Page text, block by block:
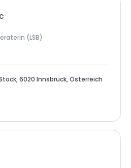
(LSB)
6020 Innsbruck, Österreich